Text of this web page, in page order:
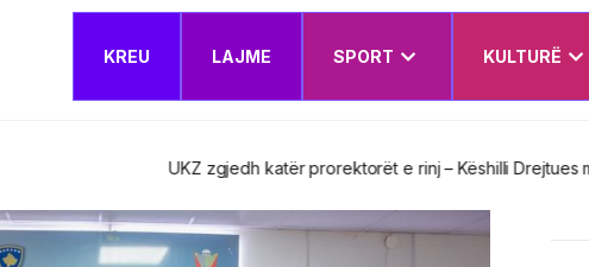
KREU LAJME SPORT KULTURË
e rinj – Këshilli Drejtues miraton edhe Planin e Veprimit Institucional